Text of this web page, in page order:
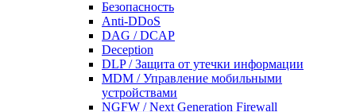
Безопасность
Anti-DDoS
DAG / DCAP
Deception
DLP / Защита от утечки информации
MDM / Управление мобильными
устройствами
NGFW / Next Generation Firewall